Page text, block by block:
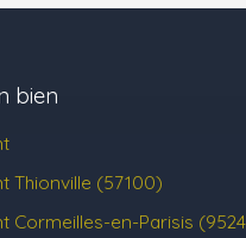
bien
Thionville (57100)
Cormeilles-en-Parisis